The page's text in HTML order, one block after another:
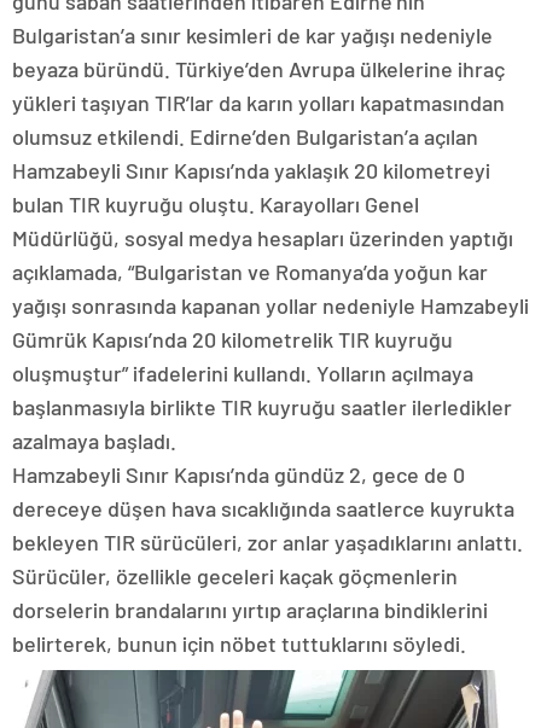
Bulgaristan’a sınır kesimleri de kar yağışı nedeniyle
beyaza büründü. Türkiye’den Avrupa ülkelerine ihraç
yükleri taşıyan TIR’lar da karın yolları kapatmasından
olumsuz etkilendi. Edirne’den Bulgaristan’a açılan
Hamzabeyli Sınır Kapısı’nda yaklaşık 20 kilometreyi
bulan TIR kuyruğu oluştu. Karayolları Genel
Müdürlüğü, sosyal medya hesapları üzerinden yaptığı
açıklamada, “Bulgaristan ve Romanya’da yoğun kar
yağışı sonrasında kapanan yollar nedeniyle Hamzabeyli
Gümrük Kapısı’nda 20 kilometrelik TIR kuyruğu
oluşmuştur” ifadelerini kullandı. Yolların açılmaya
başlanmasıyla birlikte TIR kuyruğu saatler ilerledikler
azalmaya başladı.
Hamzabeyli Sınır Kapısı’nda gündüz 2, gece de 0
dereceye düşen hava sıcaklığında saatlerce kuyrukta
bekleyen TIR sürücüleri, zor anlar yaşadıklarını anlattı.
Sürücüler, özellikle geceleri kaçak göçmenlerin
dorselerin brandalarını yırtıp araçlarına bindiklerini
belirterek, bunun için nöbet tuttuklarını söyledi.